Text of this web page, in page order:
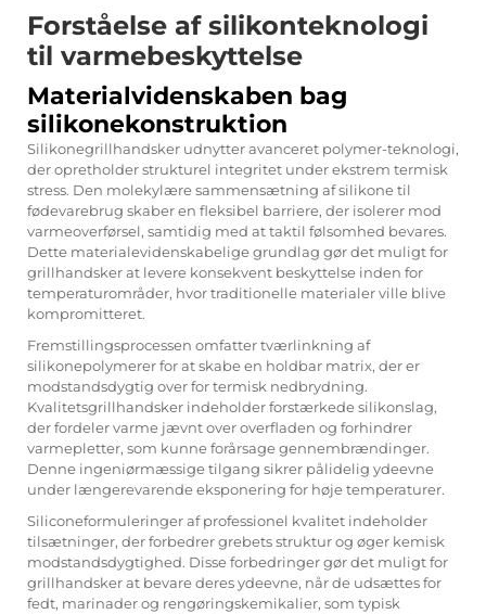
Forståelse af silikonteknologi
til varmebeskyttelse
Materialvidenskaben bag
silikonekonstruktion
Silikonegrillhandsker udnytter avanceret polymer-teknologi,
der opretholder strukturel integritet under ekstrem termisk
stress. Den molekylære sammensætning af silikone til
fødevarebrug skaber en fleksibel barriere, der isolerer mod
varmeoverførsel, samtidig med at taktil følsomhed bevares.
Dette materialevidenskabelige grundlag gør det muligt for
grillhandsker at levere konsekvent beskyttelse inden for
temperaturområder, hvor traditionelle materialer ville blive
kompromitteret.
Fremstillingsprocessen omfatter tværlinkning af
silikonepolymerer for at skabe en holdbar matrix, der er
modstandsdygtig over for termisk nedbrydning.
Kvalitetsgrillhandsker indeholder forstærkede silikonslag,
der fordeler varme jævnt over overfladen og forhindrer
varmepletter, som kunne forårsage gennembrændinger.
Denne ingeniørmæssige tilgang sikrer pålidelig ydeevne
under længerevarende eksponering for høje temperaturer.
Siliconeformuleringer af professionel kvalitet indeholder
tilsætninger, der forbedrer grebets struktur og øger kemisk
modstandsdygtighed. Disse forbedringer gør det muligt for
grillhandsker at bevare deres ydeevne, når de udsættes for
fedt, marinader og rengøringskemikalier, som typisk